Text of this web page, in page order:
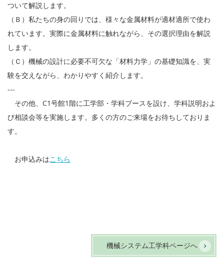
ついて解説します。
（Ｂ）私たちの身の回りでは、様々な金属材料が適材適所で使わ
れています。実際に金属材料に触れながら、その選択理由を解説
します。
（Ｃ）機械の設計に必要不可欠な「材料力学」の基礎知識を、実
験を交えながら、わかりやすく紹介します。
---
その他、C1号館1階に工学部・学科ブースを設け、学科説明およ
び相談会等を実施します。多くの方のご来場をお待ちしておりま
す。
お申込みはこちら
機械システム工学科ページへ